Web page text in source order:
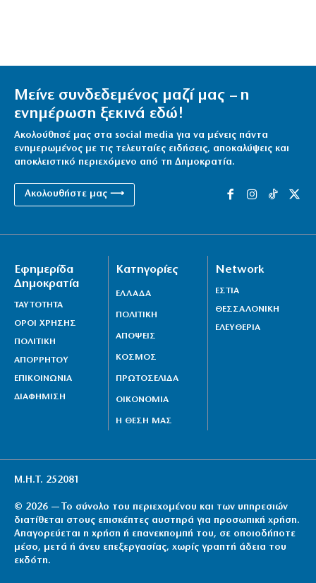
Μείνε συνδεδεμένος μαζί μας – η
ενημέρωση ξεκινά εδώ!
Ακολούθησέ μας στα social media για να μένεις πάντα
ενημερωμένος με τις τελευταίες ειδήσεις, αποκαλύψεις και
αποκλειστικό περιεχόμενο από τη Δημοκρατία.
Ακολουθήστε μας ⟶
Εφημερίδα
Δημοκρατία
ΤΑΥΤΟΤΗΤΑ
ΟΡΟΙ ΧΡΗΣΗΣ
ΠΟΛΙΤΙΚΗ
ΑΠΟΡΡΗΤΟΥ
ΕΠΙΚΟΙΝΩΝΙΑ
ΔΙΑΦΗΜΙΣΗ
Κατηγορίες
ΕΛΛΑΔΑ
ΠΟΛΙΤΙΚΗ
ΑΠΟΨΕΙΣ
ΚΟΣΜΟΣ
ΠΡΩΤΟΣΕΛΙΔΑ
ΟΙΚΟΝΟΜΙΑ
Η ΘΕΣΗ ΜΑΣ
Network
ΕΣΤΙΑ
ΘΕΣΣΑΛΟΝΙΚΗ
ΕΛΕΥΘΕΡΙΑ
Μ.Η.Τ. 252081
© 2026 — Το σύνολο του περιεχομένου και των υπηρεσιών
διατίθεται στους επισκέπτες αυστηρά για προσωπική χρήση.
Απαγορεύεται η χρήση ή επανεκπομπή του, σε οποιοδήποτε
μέσο, μετά ή άνευ επεξεργασίας, χωρίς γραπτή άδεια του
εκδότη.